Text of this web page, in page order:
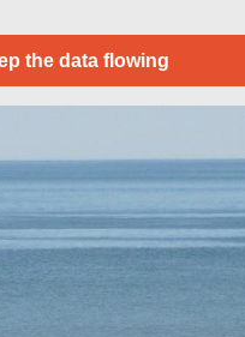
the data flowing